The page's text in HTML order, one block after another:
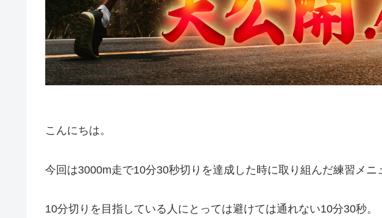
こんにちは。
今回は3000m走で10分30秒切りを達成した時に取り組んだ練習メニ
10分切りを目指している人にとっては避けては通れない10分30秒。